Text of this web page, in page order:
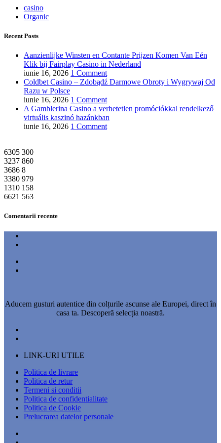
casino
Organic
Recent Posts
Aanzienlijke Winsten en Contante Prijzen Komen Van Eén
Klik bij Fairplay Casino in Nederland
iunie 16, 2026 1 Comment
Coldbet Casino – Zdobądź Darmowe Obroty i Wygrywaj Od
Razu w Polsce
iunie 16, 2026 1 Comment
A Gamblerina Casino a verhetetlen promóciókkal rendelkező
virtuális kaszinó hazánkban
iunie 16, 2026 1 Comment
6305 300
3237 860
3686 8
3380 979
1310 158
6621 563
Comentarii recente
Aducem gusturi autentice din colțurile ascunse ale Europei, direct în
casa ta. Descoperă selecția noastră.
LINK-URI UTILE
Politica de livrare
Politica de retur
Termeni si conditii
Politica de confidentialitate
Politica de Cookie
Prelucrarea datelor personale